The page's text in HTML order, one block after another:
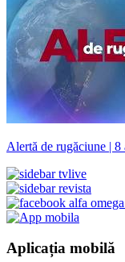
Alertă de rugăciune |
Aplicația mobilă